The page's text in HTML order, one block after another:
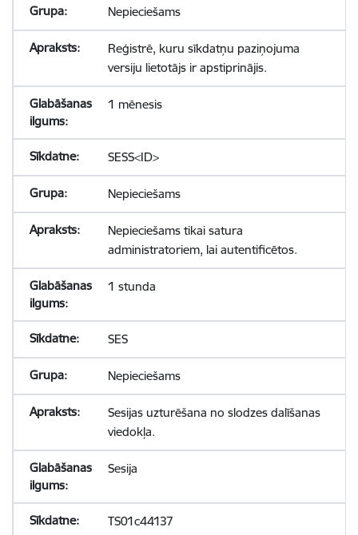
Nepieciešams
Reģistrē, kuru sīkdatņu paziņojuma
versiju lietotājs ir apstiprinājis.
1 mēnesis
SESS<ID>
Nepieciešams
Nepieciešams tikai satura
administratoriem, lai autentificētos.
1 stunda
SES
Nepieciešams
Sesijas uzturēšana no slodzes dalīšanas
viedokļa.
Sesija
TS01c44137